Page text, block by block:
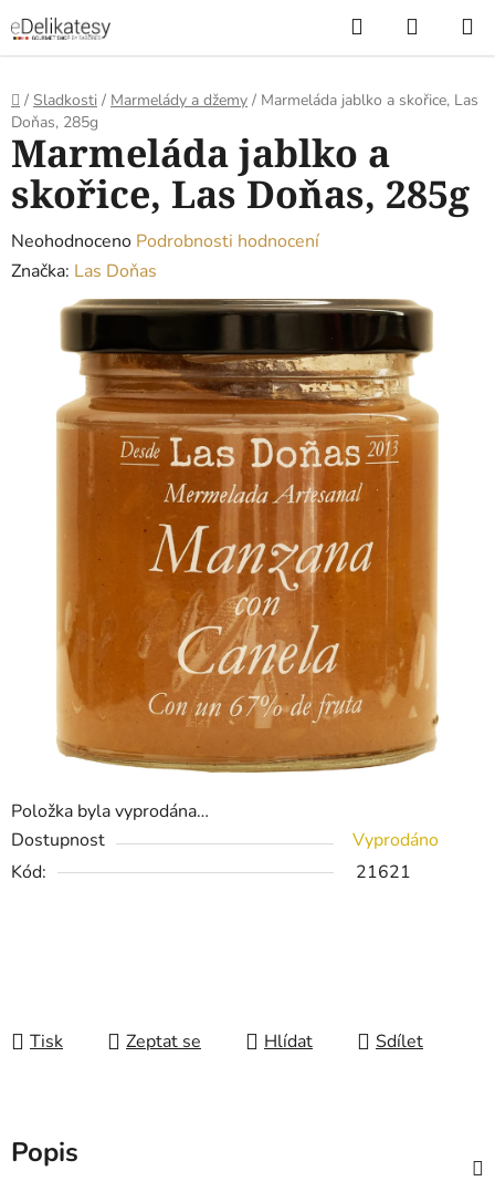
na
obsah
Hledat
KOŠÍK
Domů
/ Sladkosti / Marmelády a džemy / Marmeláda jablko a skořice, Las
Doňas, 285g
Položka byla vyprodána…
Dostupnost
Vyprodáno
Kód:
21621
Tisk Zeptat se Hlídat Sdílet
Marmeláda jablko a
skořice, Las Doňas, 285g
Průměrné
hodnocení
produktu
Neohodnoceno Podrobnosti hodnocení
Značka: Las Doňas
Popis